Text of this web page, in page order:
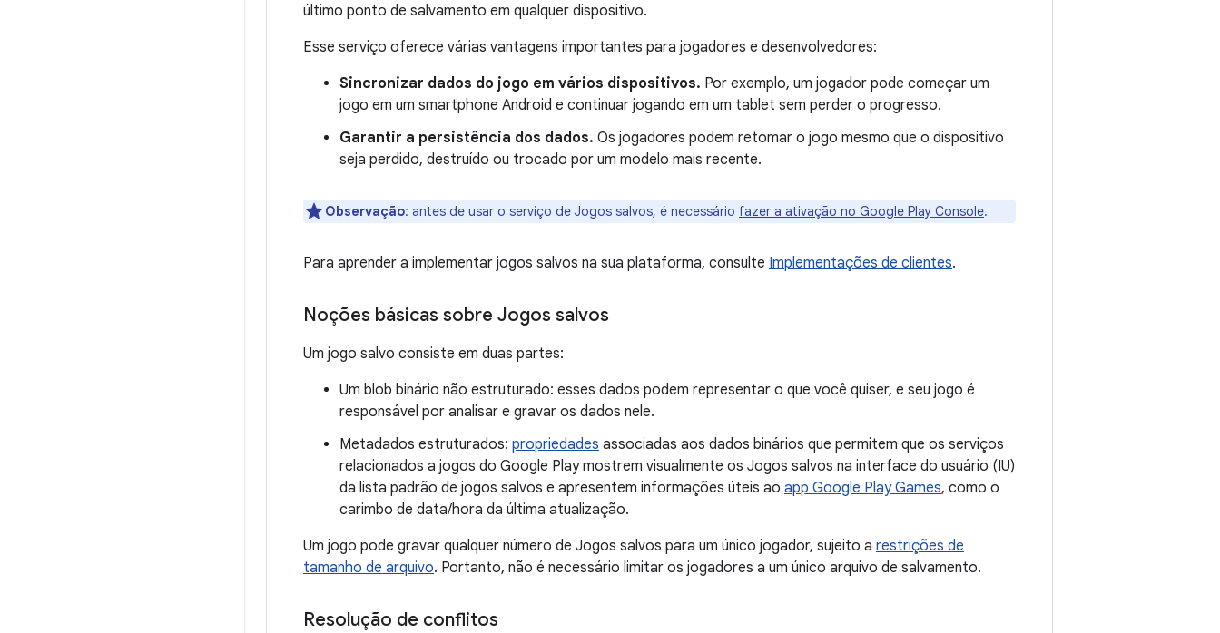
último ponto de salvamento em qualquer dispositivo.
Esse serviço oferece várias vantagens importantes para jogadores e desenvolvedores:
Sincronizar dados do jogo em vários dispositivos. Por exemplo, um jogador pode começar um
jogo em um smartphone Android e continuar jogando em um tablet sem perder o progresso.
Garantir a persistência dos dados. Os jogadores podem retomar o jogo mesmo que o dispositivo
seja perdido, destruído ou trocado por um modelo mais recente.
Observação: antes de usar o serviço de Jogos salvos, é necessário fazer a ativação no Google Play Console.
Para aprender a implementar jogos salvos na sua plataforma, consulte Implementações de clientes.
Noções básicas sobre Jogos salvos
Um jogo salvo consiste em duas partes:
Um blob binário não estruturado: esses dados podem representar o que você quiser, e seu jogo é
responsável por analisar e gravar os dados nele.
Metadados estruturados: propriedades associadas aos dados binários que permitem que os serviços
relacionados a jogos do Google Play mostrem visualmente os Jogos salvos na interface do usuário (IU)
da lista padrão de jogos salvos e apresentem informações úteis ao app Google Play Games, como o
carimbo de data/hora da última atualização.
Um jogo pode gravar qualquer número de Jogos salvos para um único jogador, sujeito a restrições de
tamanho de arquivo. Portanto, não é necessário limitar os jogadores a um único arquivo de salvamento.
Resolução de conflitos